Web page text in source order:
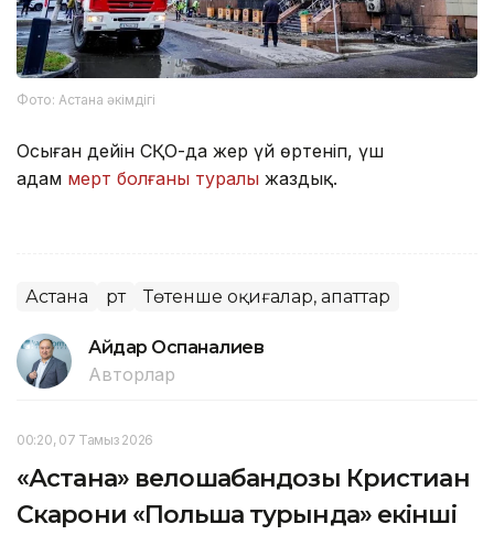
Фото: Астана әкімдігі
Осыған дейін СҚО-да жер үй өртеніп, үш
адам мерт болғаны туралы жаздық.
Астана Өрт Төтенше оқиғалар, апаттар
Айдар Оспаналиев
Авторлар
00:20, 07 Тамыз 2026
«Астана» велошабандозы Кристиан
Скарони «Польша турында» екінші